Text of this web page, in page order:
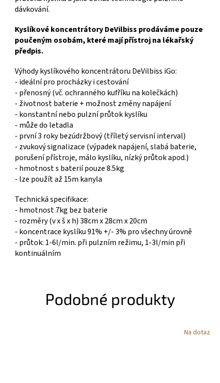
dávkování.
Kyslíkové koncentrátory DeVilbiss prodáváme pouze
poučeným osobám, které mají přístroj na lékařský
předpis.
Výhody kyslíkového koncentrátoru DeVilbiss iGo:
- ideální pro procházky i cestování
- přenosný (vč. ochranného kufříku na kolečkách)
- životnost baterie + možnost změny napájení
- konstantní nebo pulzní průtok kyslíku
- může do letadla
- první 3 roky bezúdržbový (tříletý servisní interval)
- zvukový signalizace (výpadek napájení, slabá baterie,
porušení přístroje, málo kyslíku, nízký průtok apod.)
- hmotnost s baterií pouze 8.5kg
- lze použít až 15m kanyla
Technická specifikace:
- hmotnost 7kg bez baterie
- rozměry (v x š x h) 38cm x 28cm x 20cm
- koncentrace kyslíku 91% +/- 3% pro všechny úrovně
- průtok: 1-6l/min. při pulzním režimu, 1-3l/min při
kontinuálním
Podobné produkty
Na dotaz